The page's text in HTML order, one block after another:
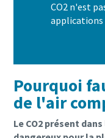
CO2 n'est
applications
Pourquoi
de l'air
Le CO2 présent